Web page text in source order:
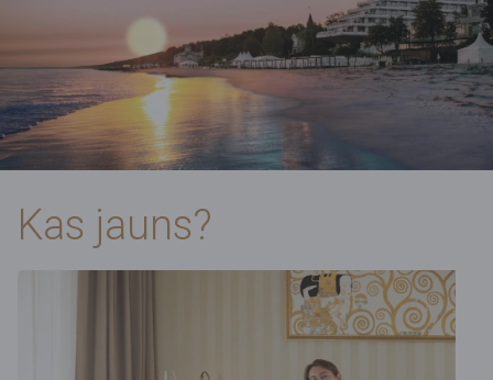
Kas jauns?